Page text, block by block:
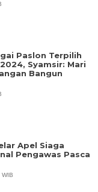
Paslon Terpilih
Syamsir: Mari
Bangun
Apel Siaga
Pengawas Pasca